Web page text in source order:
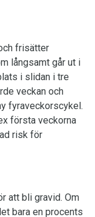
frisätter
långsamt går ut i
i slidan i tre
veckan och
fyraveckorscykel.
första veckorna
risk för
att bli gravid. Om
bara en procents